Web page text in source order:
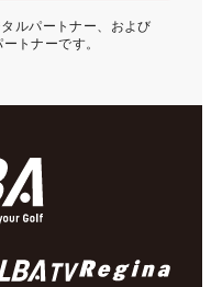
ルパートナー、および
トナーです。